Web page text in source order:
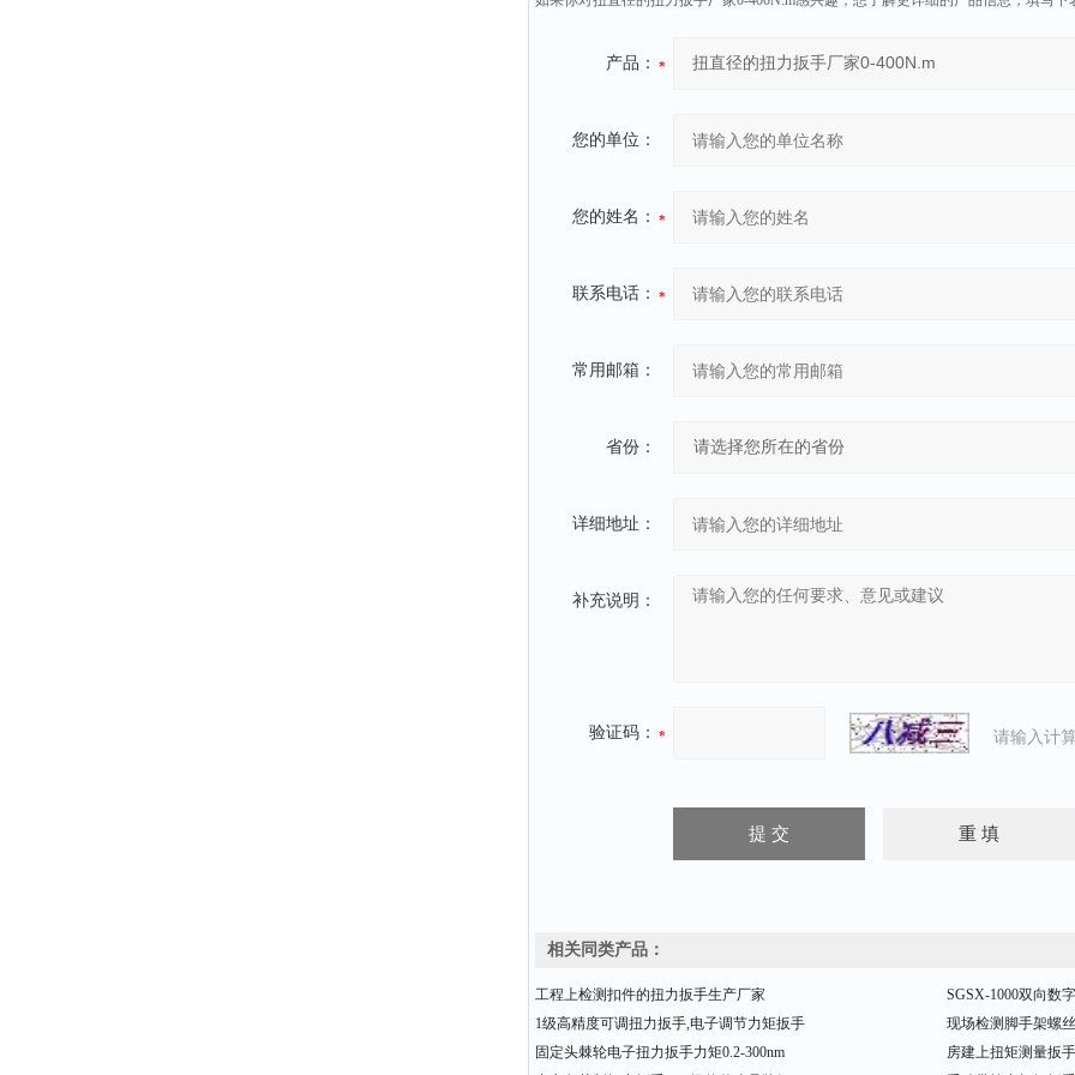
产品：
您的单位：
您的姓名：
联系电话：
常用邮箱：
省份：
详细地址：
补充说明：
验证码： 请输入计
相关同类产品：
工程上检测扣件的扭力扳手生产厂家
SGSX-1000双向数
1级高精度可调扭力扳手,电子调节力矩扳手
现场检测脚手架螺
固定头棘轮电子扭力扳手力矩0.2-300nm
房建上扭矩测量扳